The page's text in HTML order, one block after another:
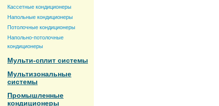
Кассетные кондиционеры
Напольные кондиционеры
Потолочные кондиционеры
Напольно-потолочные
кондиционеры
Мульти-сплит системы
Мультизональные
системы
Промышленные
кондиционеры